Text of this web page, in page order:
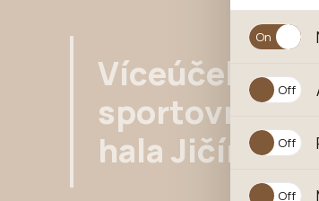
Jedná
jejich
Víceúčelová
sportovní
hala Jičínka